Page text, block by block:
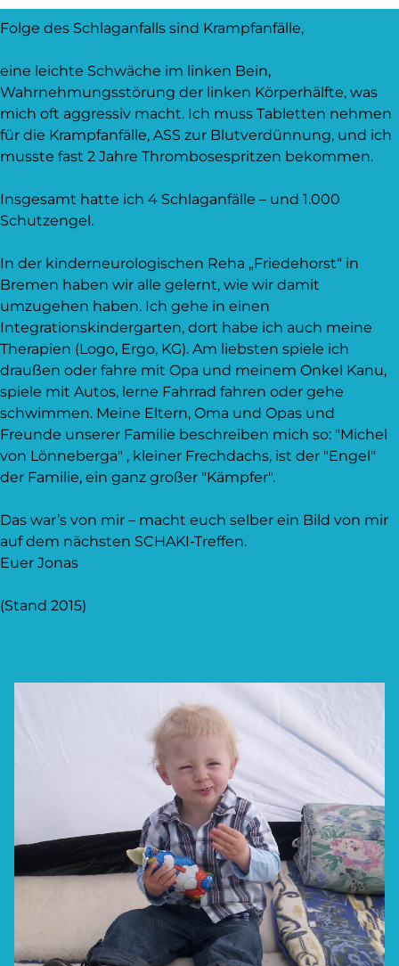
Folge des Schlaganfalls sind Krampfanfälle,
eine leichte Schwäche im linken Bein,
Wahrnehmungsstörung der linken Körperhälfte, was
mich oft aggressiv macht. Ich muss Tabletten nehmen
für die Krampfanfälle, ASS zur Blutverdünnung, und ich
musste fast 2 Jahre Thrombosespritzen bekommen.
Insgesamt hatte ich 4 Schlaganfälle – und 1.000
Schutzengel.
In der kinderneurologischen Reha „Friedehorst“ in
Bremen haben wir alle gelernt, wie wir damit
umzugehen haben. Ich gehe in einen
Integrationskindergarten, dort habe ich auch meine
Therapien (Logo, Ergo, KG). Am liebsten spiele ich
draußen oder fahre mit Opa und meinem Onkel Kanu,
spiele mit Autos, lerne Fahrrad fahren oder gehe
schwimmen. Meine Eltern, Oma und Opas und
Freunde unserer Familie beschreiben mich so: "Michel
von Lönneberga" , kleiner Frechdachs, ist der "Engel"
der Familie, ein ganz großer "Kämpfer".
Das war’s von mir – macht euch selber ein Bild von mir
auf dem nächsten SCHAKI-Treffen.
Euer Jonas
(Stand 2015)